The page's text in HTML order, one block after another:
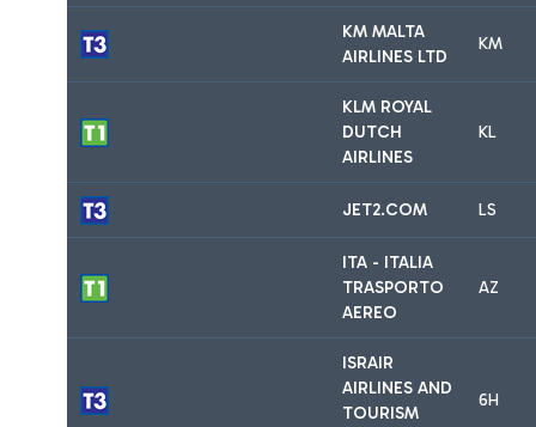
KM MALTA
AIRLINES LTD
KM
KLM ROYAL
DUTCH
AIRLINES
KL
JET2.COM LS
ITA - ITALIA
TRASPORTO
AEREO
AZ
ISRAIR
AIRLINES AND
TOURISM
6H